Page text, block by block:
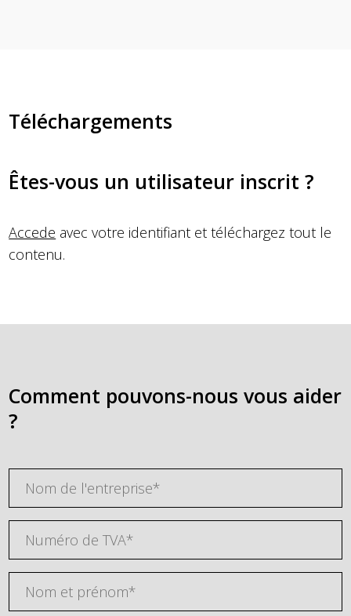
Téléchargements
Êtes-vous un utilisateur inscrit ?
Accede avec votre identifiant et téléchargez tout le
contenu.
Comment pouvons-nous vous aider
?